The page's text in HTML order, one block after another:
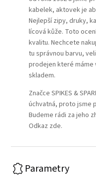
kabelek, aktovek je
Nejlepší zipy, druky,
lícová kůže. Toto
kvalitu. Nechcete
tu správnou barvu,
prodejen které máme
skladem.
Značce SPIKES &
úchvatná, proto jsme
Budeme rádi za jeho
Odkaz zde.
Parametry